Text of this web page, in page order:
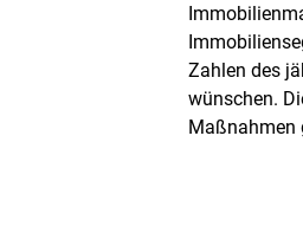
Zahlen des
wünschen.
Maßnahmen